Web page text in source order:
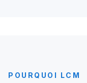
POURQUOI LCM